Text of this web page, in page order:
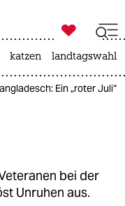

taz zahl ich
katzen landtagswahl
Ein „roter Juli“
bei der
Unruhen aus.